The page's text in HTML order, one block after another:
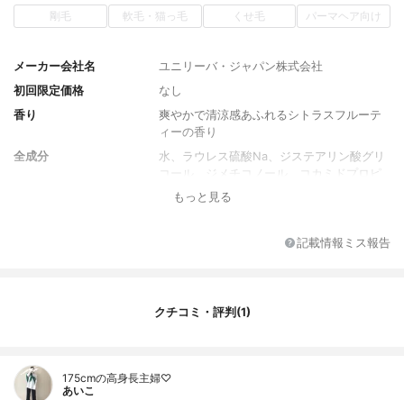
剛毛 軟毛・猫っ毛 くせ毛 パーマヘア向け
メーカー会社名
ユニリーバ・ジャパン株式会社
初回限定価格
なし
香り
爽やかで清涼感あふれるシトラスフルーテ
ィーの香り
全成分
水、ラウレス硫酸Na、ジステアリン酸グリ
コール、ジメチコノール、コカミドプロピ
ルベタイン、ヒマワリ種子油、糖脂質、タ
エン酸、コカミドMEA、グアーヒドロキシ
a、EDTA-2Na、安息香酸Na、フェノキシエ
もっと見る
記載情報ミス報告
クチコミ・評判(1)
175cmの高身長主婦♡
あいこ